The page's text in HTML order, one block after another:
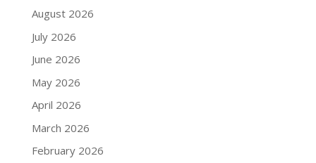
August 2026
July 2026
June 2026
May 2026
April 2026
March 2026
February 2026